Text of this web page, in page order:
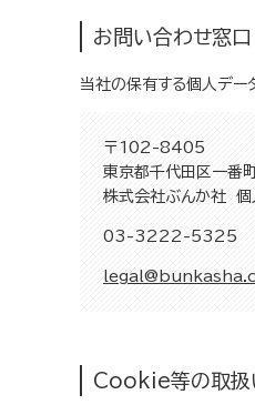
お問い合わせ窓口
当社の保有する個人デー
〒102-8405
東京都千代田区一
株式会社ぶんか社 個
03-3222-5325
Cookie等の取扱